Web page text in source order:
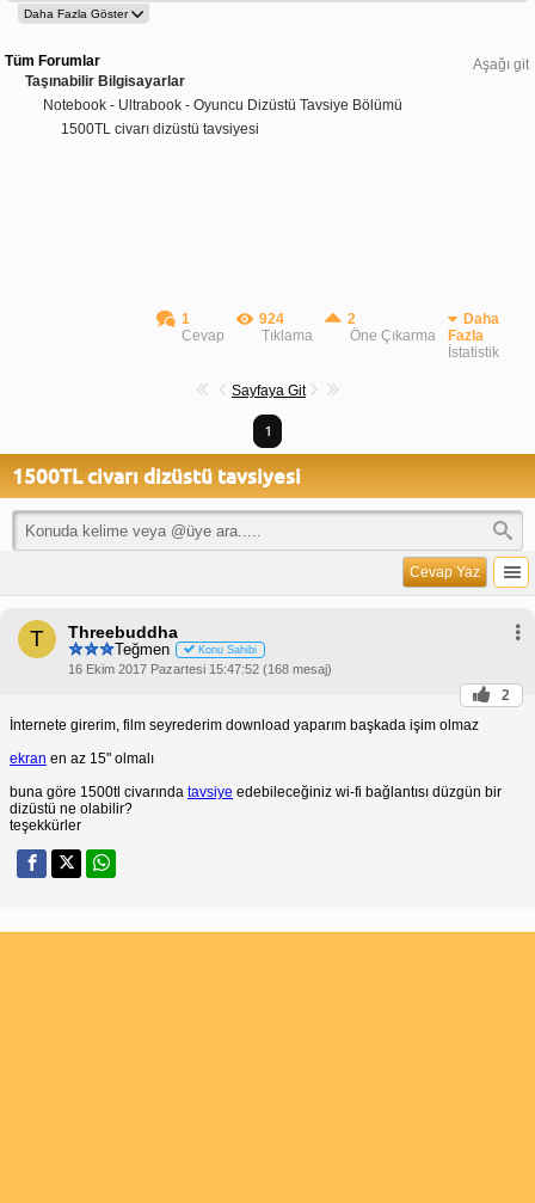
Aşağı git
Tüm Forumlar
Taşınabilir Bilgisayarlar
Notebook - Ultrabook - Oyuncu Dizüstü Tavsiye Bölümü
1500TL civarı dizüstü tavsiyesi
1
Cevap
924
Tıklama
2
Öne Çıkarma
Daha
Fazla
İstatistik
Sayfaya Git
1
1500TL civarı dizüstü tavsiyesi
Cevap Yaz
T Threebuddha
Teğmen Konu Sahibi
16 Ekim 2017 Pazartesi 15:47:52 (168 mesaj)
2
İnternete girerim, film seyrederim download yaparım başkada işim olmaz
ekran en az 15" olmalı
buna göre 1500tl civarında tavsiye edebileceğiniz wi-fi bağlantısı düzgün bir
dizüstü ne olabilir?
teşekkürler